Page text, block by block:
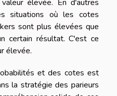
élevée. En d'autres
situations où les cotes
sont plus élevées que
certain résultat. C'est ce
élevée.
et des cotes est
la stratégie des parieurs